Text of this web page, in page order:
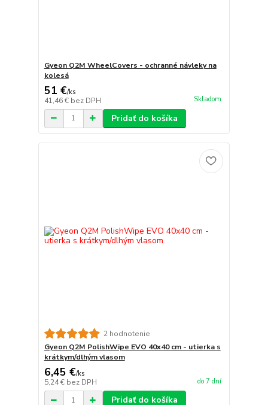
Gyeon Q2M WheelCovers - ochranné návleky na
kolesá
51 €/ks
41,46 € bez DPH Skladom
Pridať do košíka
2 hodnotenie
Gyeon Q2M PolishWipe EVO 40x40 cm - utierka s
krátkym/dlhým vlasom
6,45 €/ks
5,24 € bez DPH do 7 dní
Pridať do košíka